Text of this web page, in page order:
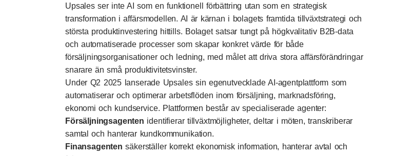
Upsales ser inte AI som en funktionell förbättring utan som en strategisk
transformation i affärsmodellen. AI är kärnan i bolagets framtida tillväxtstrategi och
största produktinvestering hittills. Bolaget satsar tungt på högkvalitativ B2B-data
och automatiserade processer som skapar konkret värde för både
försäljningsorganisationer och ledning, med målet att driva stora affärsförändringar
snarare än små produktivitetsvinster.
Under Q2 2025 lanserade Upsales sin egenutvecklade AI-agentplattform som
automatiserar och optimerar arbetsflöden inom försäljning, marknadsföring,
ekonomi och kundservice. Plattformen består av specialiserade agenter:
Försäljningsagenten identifierar tillväxtmöjligheter, deltar i möten, transkriberar
samtal och hanterar kundkommunikation.
Finansagenten säkerställer korrekt ekonomisk information, hanterar avtal och